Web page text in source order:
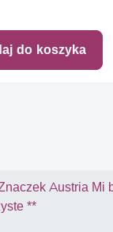
do koszyka